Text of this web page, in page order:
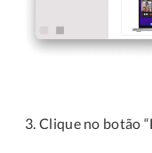
Clique no botão